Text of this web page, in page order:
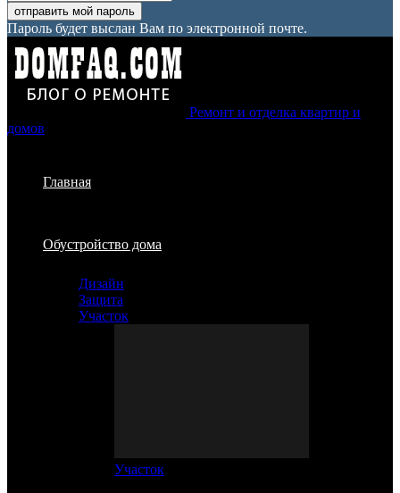
Пароль будет выслан Вам по электронной почте.
Ремонт и отделка квартир и
домов
Главная
Обустройство дома
Дизайн
Защита
Участок
Участок